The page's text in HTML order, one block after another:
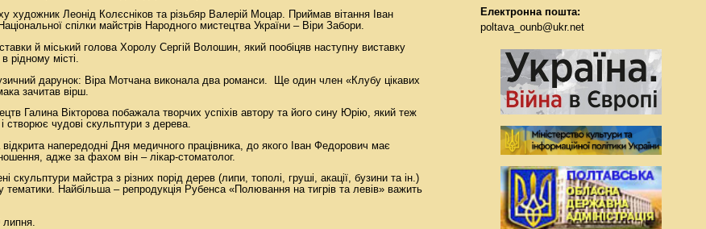
художник Леонід Колєсніков та різьбяр Валерій Моцар. Приймав вітання Іван
спілки майстрів Народного мистецтва України – Віри Забори.
й міський голова Хоролу Сергій Волошин, який пообіцяв наступну виставку
рідному місті.
дарунок: Віра Мотчана виконала два романси. Ще один член «Клубу цікавих
зачитав вірш.
Галина Вікторова побажала творчих успіхів автору та його сину Юрію, який теж
створює чудові скульптури з дерева.
напередодні Дня медичного працівника, до якого Іван Федорович має
адже за фахом він – лікар-стоматолог.
скульптури майстра з різних порід дерев (липи, тополі, груші, акації, бузини та ін.)
тематики. Найбільша – репродукція Рубенса «Полювання на тигрів та левів» важить
липня.
Електронна пошта:
poltava_ounb@ukr.net